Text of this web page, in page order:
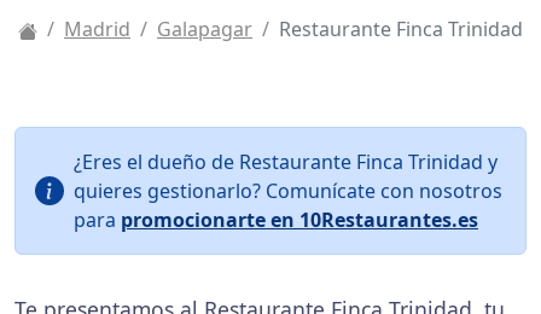
Madrid Galapagar Restaurante Finca Trinidad
¿Eres el dueño de Restaurante Finca Trinidad y
quieres gestionarlo? Comunícate con nosotros
para promocionarte en 10Restaurantes.es